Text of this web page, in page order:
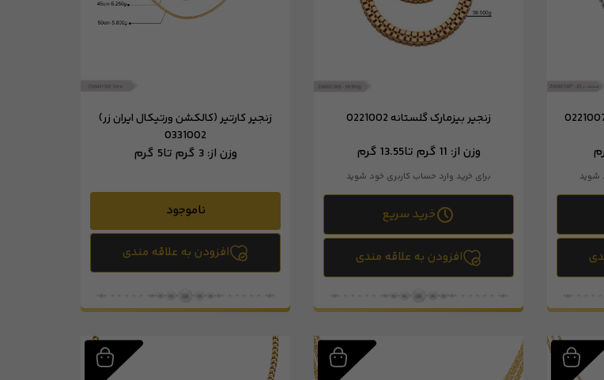
شوید
زنجیر بیزمارک گلستانه 0221002
وزن از: 11 گرم تا 13.55 گرم
برای خرید وارد حساب کاربری خود شوید
خرید سریع
افزودن به علاقه مندی
زنجیر کارتیر (کالکشن ورتیکال ایران زر)
0331002
وزن از:3 گرم تا 5 گرم
ناموجود
افزودن به علاقه مندی